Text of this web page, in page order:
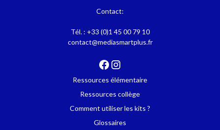
Contact:
Tél. : +33 (0)1 45 00 79 10
contact@mediasmartplus.fr
Ressources élémentaire
Ressources collège
Comment utiliser les kits ?
Glossaires